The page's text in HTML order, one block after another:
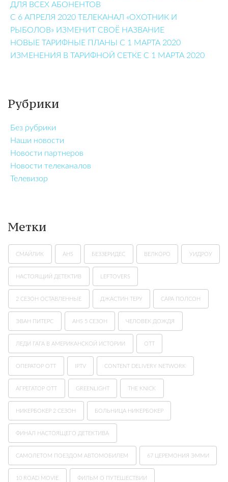
ДЛЯ ВСЕХ АБОНЕНТОВ
С 6 АПРЕЛЯ 2020 ТЕЛЕКАНАЛ «ОХОТНИК И
РЫБОЛОВ» ИЗМЕНИТ СВОЁ НАЗВАНИЕ
НОВЫЕ ТАРИФНЫЕ ПЛАНЫ С 1 МАРТА 2020
ИЗМЕНЕНИЯ В ТАРИФНОЙ СЕТКЕ С 1 МАРТА 2020
Рубрики
Без рубрики
Наши новости
Новости партнеров
Новости телеканалов
Телевизор
Метки
СМАЙЛИК AHS БЕЗЗЕРИДЕС ВЕЛКОРО УИДРОУ
НАСТОЯЩИЙ ДЕТЕКТИВ LEFTOVERS
2 СЕЗОН ОСТАВЛЕННЫЕ ДЖАСТИН ТЕРУ САРА ПОЛСОН
ЭВАН ПИТЕРС AHS 5 СЕЗОН ЧЕЛОВЕК ДОЖДЯ
ЛЕДИ ГАГА В АМЕРИКАНСКОЙ ИСТОРИИ ОТТ
ОПЕРАТОР OTT IPTV CONTENT DELIVERY NETWORK
АГРЕГАТОР OTT GREENLIGHT THE KNICK
НИКЕРБОКЕР 2 СЕЗОН БОЛЬНИЦА НИКЕРБОКЕР
ФИНАЛ НАСТОЯЩЕГО ДЕТЕКТИВА
САМОЛЕТОМ ПОЕЗДОМ АВТОМОБИЛЕМ 67 ЦЕРЕМОНИЯ ЭММИ
10 ROAD MOVIE ФИЛЬМ О ПУТЕШЕСТВИИ